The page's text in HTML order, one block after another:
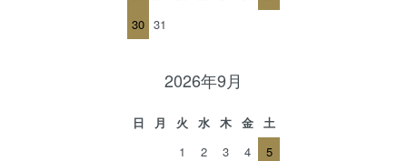
30 31
2026年9月
日 月 火 水 木 金
土
1
2 3 4
5